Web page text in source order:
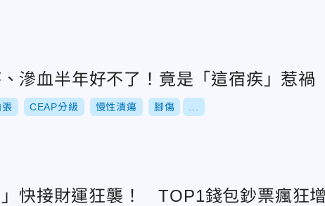
滲血半年好不了！竟是「這宿疾」惹禍
CEAP分級 慢性潰瘍 腳傷
快接財運狂襲！ TOP1錢包鈔票瘋狂